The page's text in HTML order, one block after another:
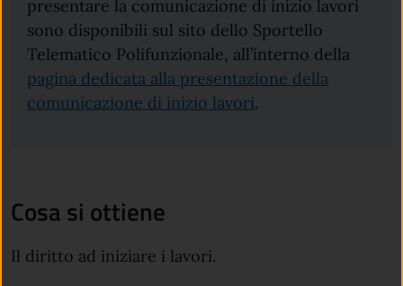
presentare la comunicazione di inizio lavori
sono disponibili sul sito dello Sportello
Telematico Polifunzionale, all’interno della
pagina dedicata alla presentazione della
comunicazione di inizio lavori.
Cosa si ottiene
Il diritto ad iniziare i lavori.